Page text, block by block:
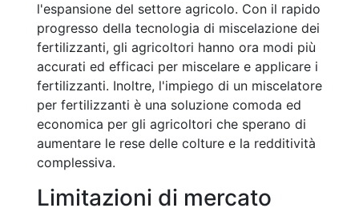
l'espansione del settore agricolo. Con il rapido
progresso della tecnologia di miscelazione dei
fertilizzanti, gli agricoltori hanno ora modi più
accurati ed efficaci per miscelare e applicare i
fertilizzanti. Inoltre, l'impiego di un miscelatore
per fertilizzanti è una soluzione comoda ed
economica per gli agricoltori che sperano di
aumentare le rese delle colture e la redditività
complessiva.
Limitazioni di mercato